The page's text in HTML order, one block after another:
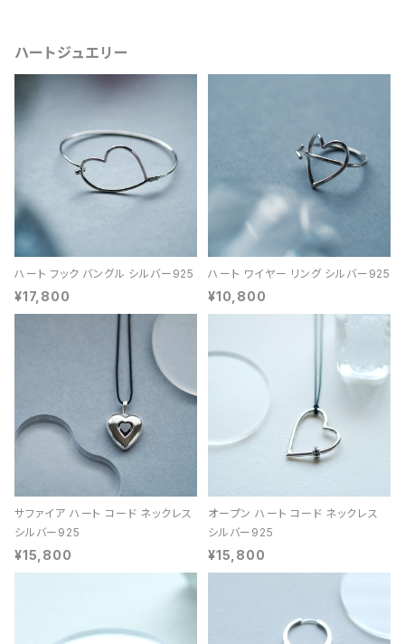
ハートジュエリー
ハート フック バングル シルバー925
¥17,800
ハート ワイヤー リング シルバー925
¥10,800
サファイア ハート コード ネックレス
シルバー925
¥15,800
オープン ハート コード ネックレス
シルバー925
¥15,800